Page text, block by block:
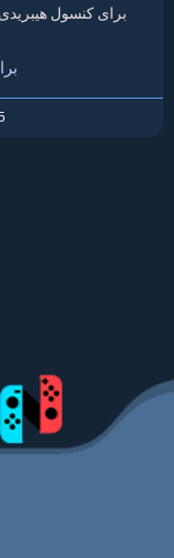
برای کنسول